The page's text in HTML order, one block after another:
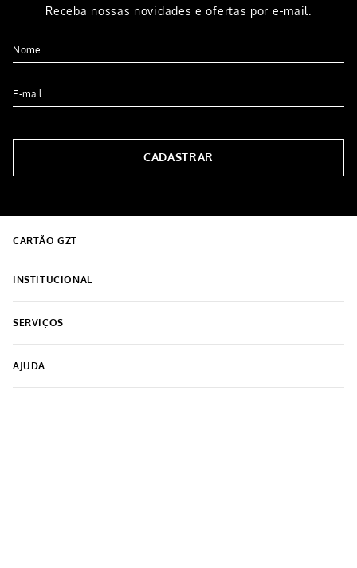
X 1,88m X 25cm
Receba nossas novidades e ofertas por e-mail.